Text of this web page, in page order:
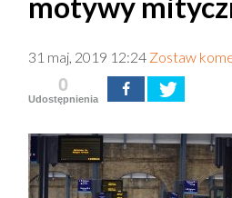
motywy
31 maj, 2019 12:24 Zostaw
0
Udostępnienia